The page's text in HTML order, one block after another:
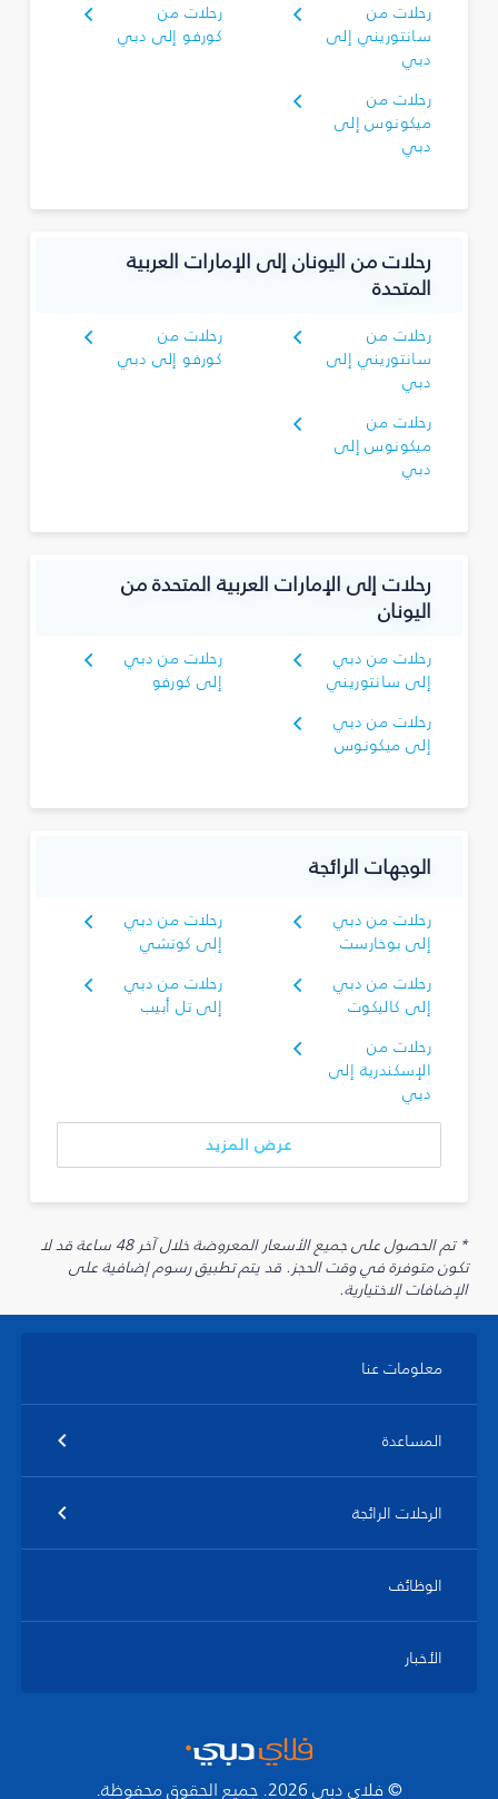
رحلات من
سانتوريني إلى
دبي
رحلات من
كورفو إلى دبي
رحلات من
ميكونوس إلى
دبي
رحلات من اليونان إلى الإمارات العربية
المتحدة
رحلات من
سانتوريني إلى
دبي
رحلات من
كورفو إلى دبي
رحلات من
ميكونوس إلى
دبي
رحلات إلى الإمارات العربية المتحدة من
اليونان
رحلات من دبي
إلى سانتوريني
رحلات من دبي
إلى كورفو
رحلات من دبي
إلى ميكونوس
الوجهات الرائجة
رحلات من دبي
إلى بوخارست
رحلات من دبي
إلى كوتشي
رحلات من دبي
إلى كاليكوت
رحلات من دبي
إلى تل أبيب
رحلات من
الإسكندرية إلى
دبي
عرض المزيد
* تم الحصول على جميع الأسعار المعروضة خلال آخر 48 ساعة قد لا
تكون متوفرة في وقت الحجز. قد يتم تطبيق رسوم إضافية على
الإضافات الاختيارية.
معلومات عنا
المساعدة
الرحلات الرائجة
الوظائف
الأخبار
© فلاي دبي 2026. جميع الحقوق محفوظة.